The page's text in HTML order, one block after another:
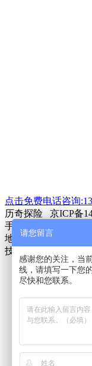
点击免费电话咨询
历奇探险 京ICP备
手机:13911620838
地址:北京市海淀区
技术支持：
请您留言
感谢您的关注，当
线，请填写一下您
尽快和您联系。